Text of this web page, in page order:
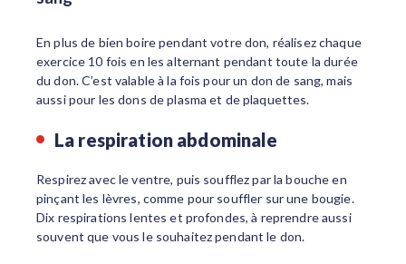
En plus de bien boire pendant votre don, réalisez chaque
exercice 10 fois en les alternant pendant toute la durée
du don. C’est valable à la fois pour un don de sang, mais
aussi pour les dons de plasma et de plaquettes.
La respiration abdominale
Respirez avec le ventre, puis soufflez par la bouche en
pinçant les lèvres, comme pour souffler sur une bougie.
Dix respirations lentes et profondes, à reprendre aussi
souvent que vous le souhaitez pendant le don.